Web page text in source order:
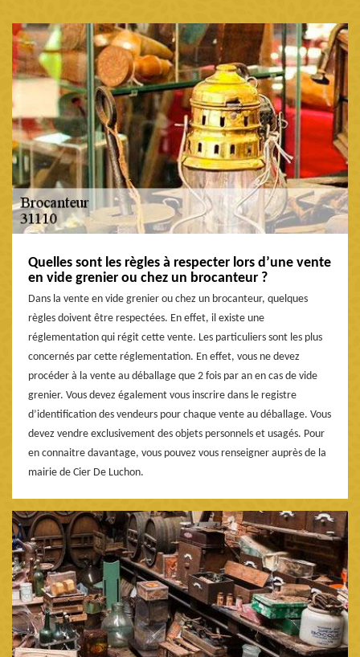
Quelles sont les règles à respecter lors d’une vente
en vide grenier ou chez un brocanteur ?
Dans la vente en vide grenier ou chez un brocanteur, quelques
règles doivent être respectées. En effet, il existe une
réglementation qui régit cette vente. Les particuliers sont les plus
concernés par cette réglementation. En effet, vous ne devez
procéder à la vente au déballage que 2 fois par an en cas de vide
grenier. Vous devez également vous inscrire dans le registre
d’identification des vendeurs pour chaque vente au déballage. Vous
devez vendre exclusivement des objets personnels et usagés. Pour
en connaitre davantage, vous pouvez vous renseigner auprès de la
mairie de Cier De Luchon.